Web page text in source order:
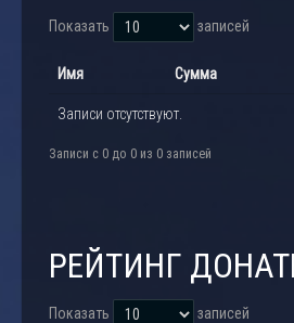
Показать записей
Имя Сумма
Записи отсутствуют.
Записи с 0 до 0 из 0 записей
РЕЙТИНГ
Показать записей